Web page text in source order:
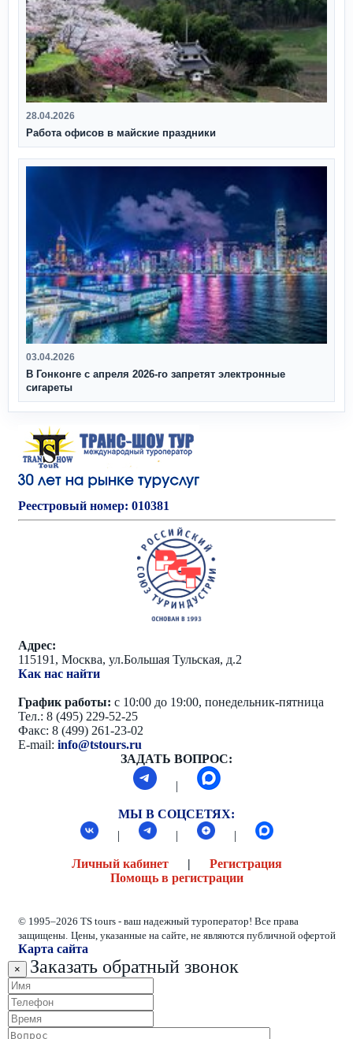
28.04.2026
Работа офисов в майские праздники
03.04.2026
В Гонконге с апреля 2026‑го запретят электронные
сигареты
Реестровый номер: 010381
Адрес:
115191, Москва, ул.Большая Тульская, д.2
Как нас найти
График работы: с 10:00 до 19:00, понедельник-пятница
Тел.: 8 (495) 229-52-25
Факс: 8 (499) 261-23-02
E-mail: info@tstours.ru
ЗАДАТЬ ВОПРОС:
|
МЫ В СОЦСЕТЯХ:
|
| |
Личный кабинет| Регистрация
Помощь в регистрации
© 1995–2026 TS tours - ваш надежный туроператор! Все права
защищены. Цены, указанные на сайте, не являются публичной офертой
Карта сайта
× Заказать обратный звонок